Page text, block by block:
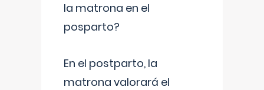
la matrona en el
posparto?
En el postparto, la
matrona valorará el